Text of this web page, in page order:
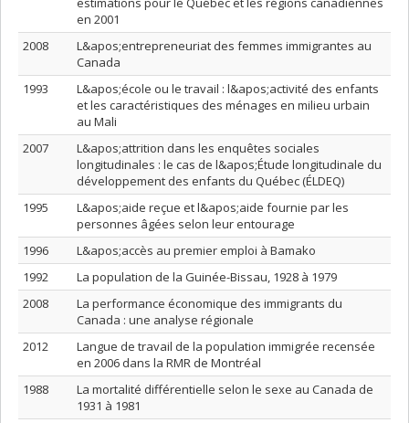
en 2001
2008
L&apos;entrepreneuriat des femmes immigrantes au
Canada
1993
L&apos;école ou le travail : l&apos;activité des enfants
et les caractéristiques des ménages en milieu urbain
au Mali
2007
L&apos;attrition dans les enquêtes sociales
longitudinales : le cas de l&apos;Étude longitudinale du
développement des enfants du Québec (ÉLDEQ)
1995
L&apos;aide reçue et l&apos;aide fournie par les
personnes âgées selon leur entourage
1996
L&apos;accès au premier emploi à Bamako
1992
La population de la Guinée-Bissau, 1928 à 1979
2008
La performance économique des immigrants du
Canada : une analyse régionale
2012
Langue de travail de la population immigrée recensée
en 2006 dans la RMR de Montréal
1988
La mortalité différentielle selon le sexe au Canada de
1931 à 1981